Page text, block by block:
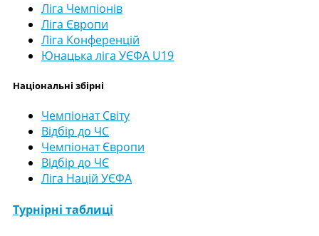
Ліга Чемпіонів
Ліга Європи
Ліга Конференцій
Юнацька ліга УЄФА U19
Національні збірні
Чемпіонат Світу
Відбір до ЧС
Чемпіонат Європи
Відбір до ЧЄ
Ліга Націй УЄФА
Турнірні таблиці